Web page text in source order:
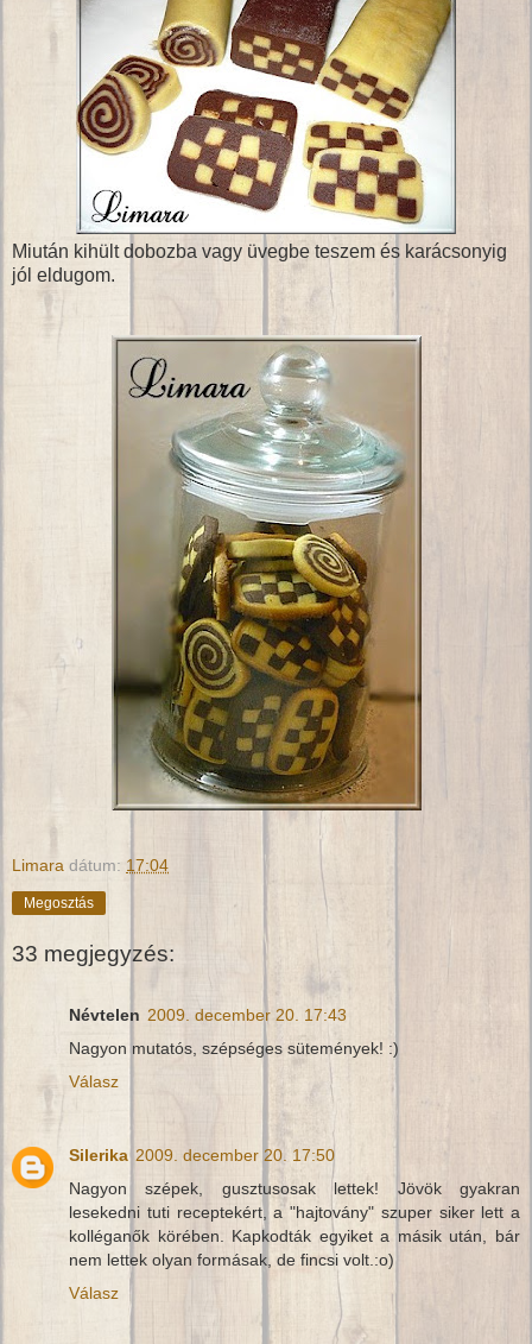
Miután kihült dobozba vagy üvegbe teszem és karácsonyig
jól eldugom.
Limara dátum: 17:04
Megosztás
33 megjegyzés:
Névtelen 2009. december 20. 17:43
Nagyon mutatós, szépséges sütemények! :)
Válasz
Silerika 2009. december 20. 17:50
Nagyon szépek, gusztusosak lettek! Jövök gyakran
lesekedni tuti receptekért, a "hajtovány" szuper siker lett a
kolléganők körében. Kapkodták egyiket a másik után, bár
nem lettek olyan formásak, de fincsi volt.:o)
Válasz